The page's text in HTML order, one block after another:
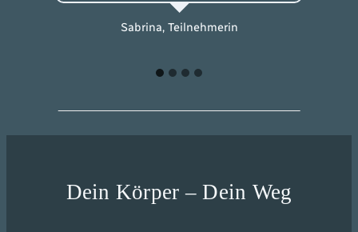
Sabrina, Teilnehmerin
Dein Körper – Dein Weg